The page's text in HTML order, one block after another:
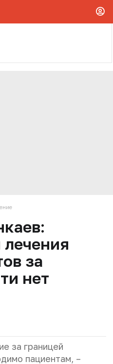
лечения
за
нет
за границей
пациентам, –